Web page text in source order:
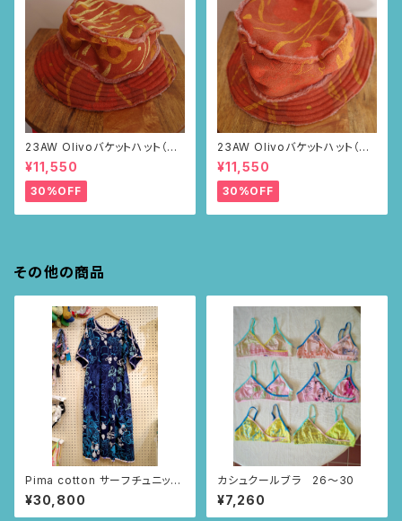
23AW Olivoバケットハット（ブ
ラウン・ポピー柄）
¥11,550
30%OFF
23AW Olivoバケットハット（ブ
ラウン・ポピー柄）
¥11,550
30%OFF
その他の商品
Pima cotton サーフチュニック
(ネイビー・いちじく柄)
¥30,800
カシュクールブラ 26〜30
¥7,260